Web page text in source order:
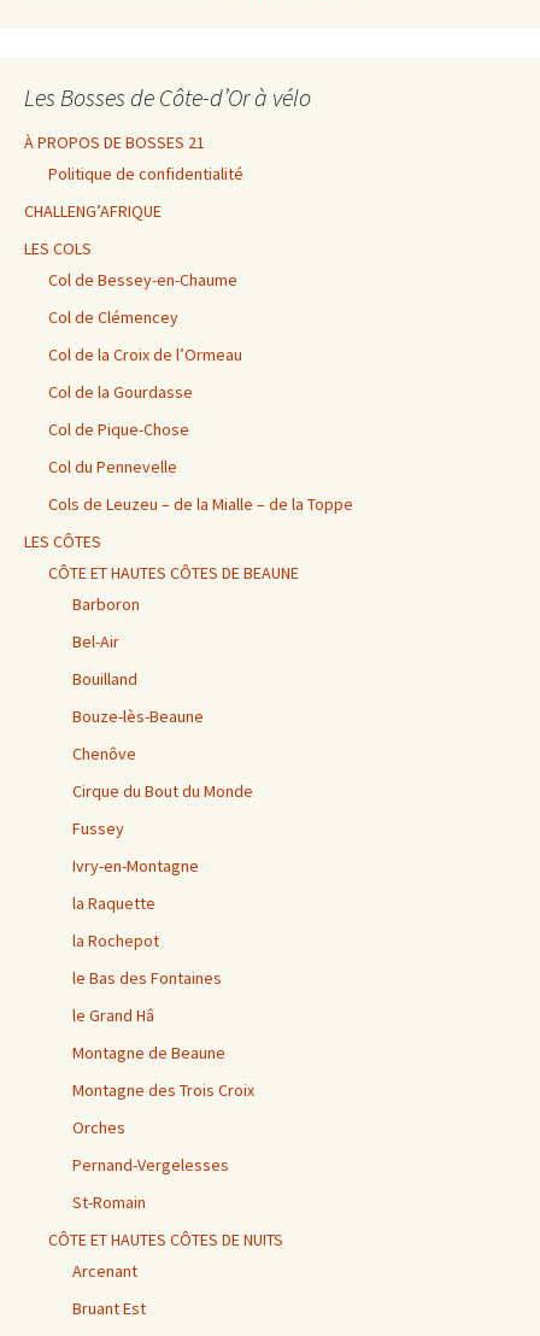
Les Bosses de Côte-d’Or à vélo
À PROPOS DE BOSSES 21
Politique de confidentialité
CHALLENG’AFRIQUE
LES COLS
Col de Bessey-en-Chaume
Col de Clémencey
Col de la Croix de l’Ormeau
Col de la Gourdasse
Col de Pique-Chose
Col du Pennevelle
Cols de Leuzeu – de la Mialle – de la Toppe
LES CÔTES
CÔTE ET HAUTES CÔTES DE BEAUNE
Barboron
Bel-Air
Bouilland
Bouze-lès-Beaune
Chenôve
Cirque du Bout du Monde
Fussey
Ivry-en-Montagne
la Raquette
la Rochepot
le Bas des Fontaines
le Grand Hâ
Montagne de Beaune
Montagne des Trois Croix
Orches
Pernand-Vergelesses
St-Romain
CÔTE ET HAUTES CÔTES DE NUITS
Arcenant
Bruant Est